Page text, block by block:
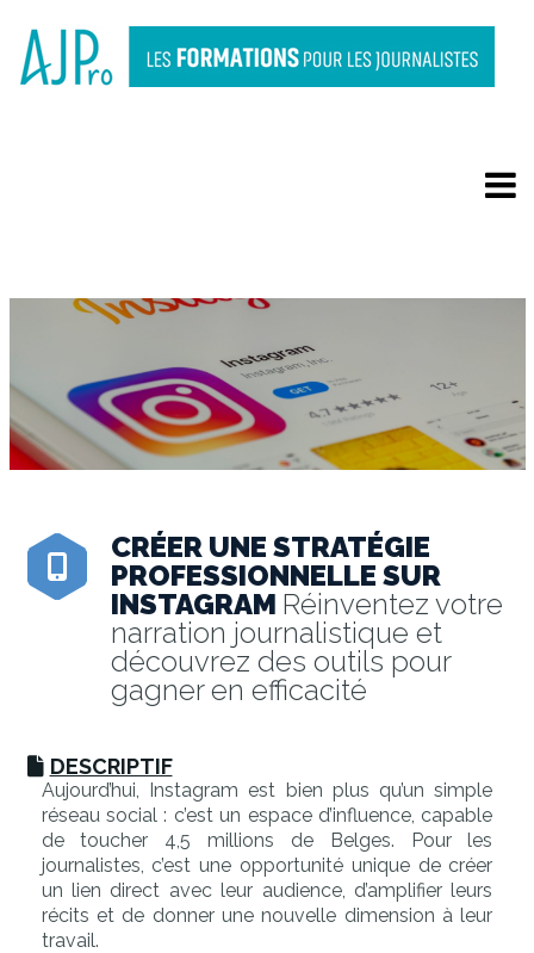
OPTIMISER SA STRATÉGIE
CRÉER UNE STRATÉGIE
PROFESSIONNELLE SUR
INSTAGRAM Réinventez votre
narration journalistique et
découvrez des outils pour
gagner en efficacité
DESCRIPTIF
Aujourd’hui, Instagram est bien plus qu’un simple
réseau social : c’est un espace d’influence, capable
de toucher 4,5 millions de Belges. Pour les
journalistes, c’est une opportunité unique de créer
un lien direct avec leur audience, d’amplifier leurs
récits et de donner une nouvelle dimension à leur
travail.